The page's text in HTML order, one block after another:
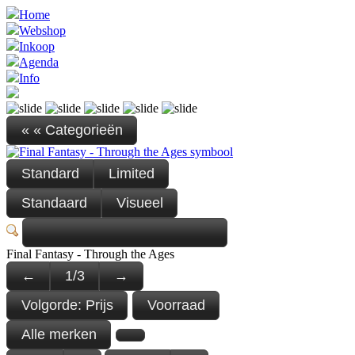
Home
Webshop
Inkoop
Agenda
Info
« « Categorieën
Standard
Limited
Standaard
Visueel
Final Fantasy - Through the Ages
← 1/3
→
Volgorde: Prijs
Voorraad
Alle merken